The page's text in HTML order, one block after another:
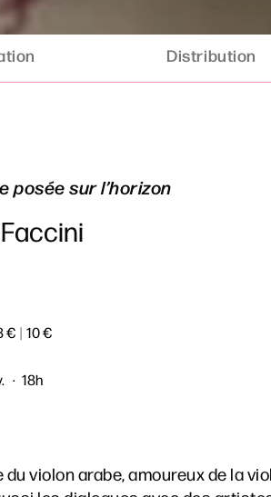
Distribution
posée sur l’horizon
€ | 10 €
18h
violon arabe, amoureux de la